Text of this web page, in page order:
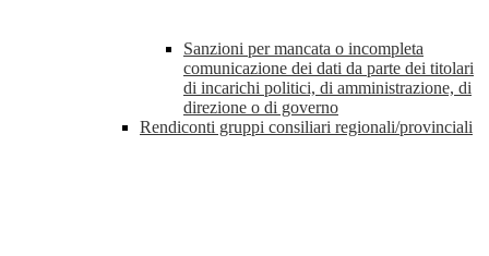
Sanzioni per mancata o incompleta
comunicazione dei dati da parte dei titolari
di incarichi politici, di amministrazione, di
direzione o di governo
Rendiconti gruppi consiliari regionali/provinciali